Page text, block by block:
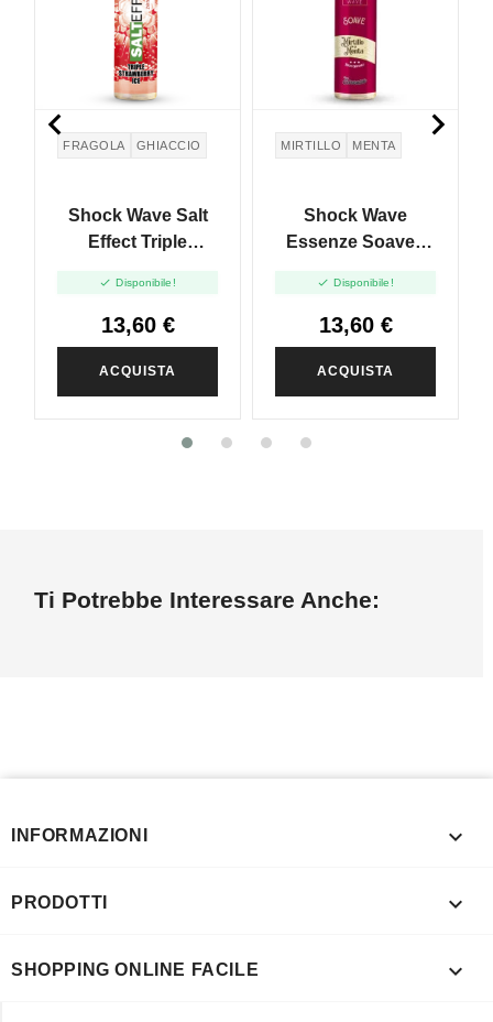
FRAGOLA GHIACCIO
Shock Wave Salt
Effect Triple
Vape Shot 20ml
 Disponibile!
13,60 €
ACQUISTA
MIRTILLO MENTA
Shock Wave
Essenze Soave -
Vape Shot 20ml
 Disponibile!
13,60 €
ACQUISTA
 
Ti Potrebbe Interessare Anche:
INFORMAZIONI 
PRODOTTI 
SHOPPING ONLINE FACILE 